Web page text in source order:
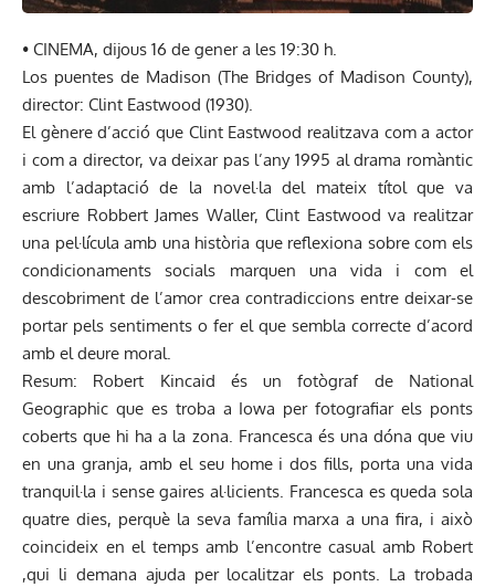
• CINEMA, dijous 16 de gener a les 19:30 h.
Los puentes de Madison (The Bridges of Madison County),
director: Clint Eastwood (1930).
El gènere d’acció que Clint Eastwood realitzava com a actor
i com a director, va deixar pas l’any 1995 al drama romàntic
amb l’adaptació de la novel·la del mateix títol que va
escriure Robbert James Waller, Clint Eastwood va realitzar
una pel·lícula amb una història que reflexiona sobre com els
condicionaments socials marquen una vida i com el
descobriment de l’amor crea contradiccions entre deixar-se
portar pels sentiments o fer el que sembla correcte d’acord
amb el deure moral.
Resum: Robert Kincaid és un fotògraf de National
Geographic que es troba a Iowa per fotografiar els ponts
coberts que hi ha a la zona. Francesca és una dóna que viu
en una granja, amb el seu home i dos fills, porta una vida
tranquil·la i sense gaires al·licients. Francesca es queda sola
quatre dies, perquè la seva família marxa a una fira, i això
coincideix en el temps amb l’encontre casual amb Robert
,qui li demana ajuda per localitzar els ponts. La trobada